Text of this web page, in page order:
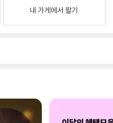
내 가게에서 팔기